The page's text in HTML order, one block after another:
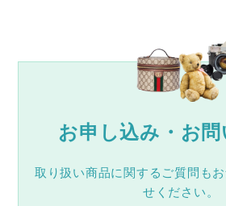
お申し込み・お
取り扱い商品に関するご質問も
せください。